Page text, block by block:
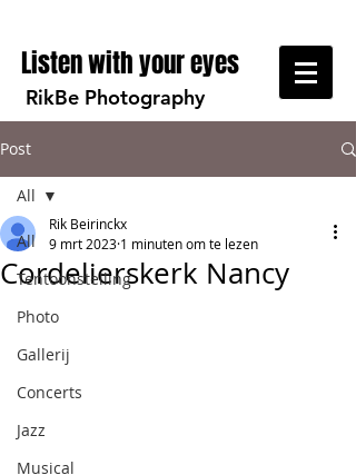
Listen with your eyes
RikBe Photography
Post
All
Tentoonstelling
Photo
Gallerij
Concerts
Jazz
Musical
All
Cordelierskerk Nancy
Rik Beirinckx
9 mrt 2023 1 minuten om te lezen